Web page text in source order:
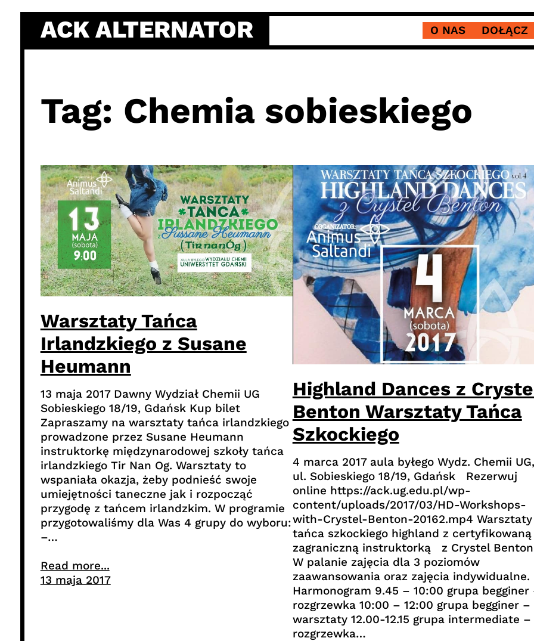
content
ACK ALTERNATOR O NAS DOŁĄCZ
Tag: Chemia sobieskiego
Warsztaty Tańca
Irlandzkiego z Susane
Heumann
13 maja 2017 Dawny Wydział Chemii UG
Sobieskiego 18/19, Gdańsk Kup bilet
Zapraszamy na warsztaty tańca irlandzkiego
prowadzone przez Susane Heumann
instruktorkę międzynarodowej szkoły tańca
irlandzkiego Tir Nan Og. Warsztaty to
wspaniała okazja, żeby podnieść swoje
umiejętności taneczne jak i rozpocząć
przygodę z tańcem irlandzkim. W programie
przygotowaliśmy dla Was 4 grupy do wyboru:
–…
Read more...
13 maja 2017
Highland Dances z
Benton Warsztaty Tańca
Szkockiego
4 marca 2017 aula byłego Wydz. Chemii UG,
ul. Sobieskiego 18/19, Gdańsk Rezerwuj
online https://ack.ug.edu.pl/wp-
content/uploads/2017/03/HD-Workshops-
with-Crystel-Benton-20162.mp4 Warsztaty
tańca szkockiego highland z certyfikowaną
zagraniczną instruktorką z Crystel
W palanie zajęcia dla 3 poziomów
zaawansowania oraz zajęcia indywidualne.
Harmonogram 9.45 – 10:00 grupa begginer
rozgrzewka 10:00 – 12:00 grupa begginer –
warsztaty 12.00-12.15 grupa intermediate –
rozgrzewka…